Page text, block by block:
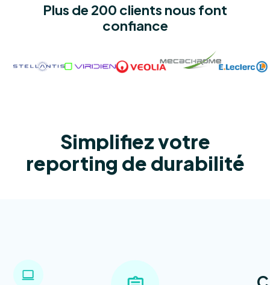
Plus de 200 clients nous font
confiance
Simplifiez votre
reporting de durabilité